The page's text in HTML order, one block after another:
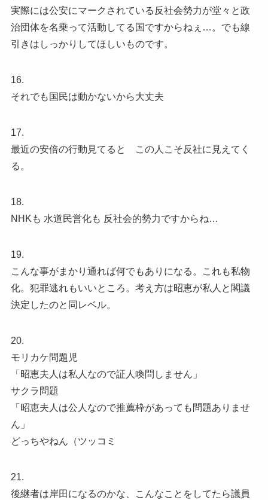
実際には公安にマークされている反社会勢力が堂々と政
治団体を名乗って活動してる国ですからねぇ…。でも線
引きはしっかりしてほしいものです。
16.
それでも国民は動かないから大丈夫
17.
最近の安倍の行動見てると この人こそ反社に見えてく
る。
18.
NHKも 水道民営化も 反社会的勢力ですからね…
19.
こんな事がまかり通れば何でもありになる。これも私物
化。犯罪逃れもいいところ。考え方は昭恵が私人と閣議
決定したのと同レベル。
20.
モリカケ問題児
「昭恵夫人は私人なので証人喚問しません」
サクラ問題
「昭恵夫人は公人なので推薦枠があっても問題ありませ
ん」
どっちやねん（ツッコミ
21.
後継者は岸田になるのかな、こんなことをしてたら議員